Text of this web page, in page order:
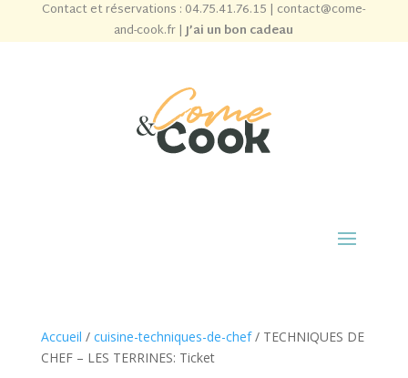
Contact et réservations : 04.75.41.76.15 | contact@come-
and-cook.fr|J’ai un bon cadeau
Accueil / cuisine-techniques-de-chef/ TECHNIQUES DE
CHEF – LES TERRINES: Ticket